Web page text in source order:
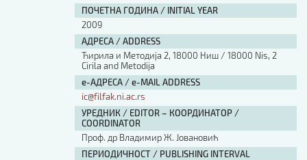
ПОЧЕТНА ГОДИНА / INITIAL YEAR
2009
АДРЕСА / ADDRESS
Ћирила и Методија 2, 18000 Ниш / 18000 Nis, 2
Cirila and Metodija
е-АДРЕСА / e-MAIL ADDRESS
ic@filfak.ni.ac.rs
УРЕДНИК / EDITOR – КООРДИНАТОР /
COORDINATOR
Проф. др Владимир Ж. Јовановић
ПЕРИОДИЧНОСТ / PUBLISHING INTERVAL